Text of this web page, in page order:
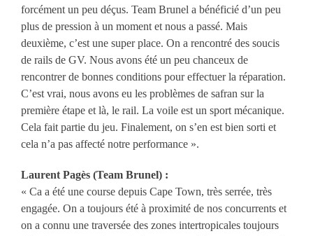
forcément un peu déçus. Team Brunel a bénéficié d’un peu
plus de pression à un moment et nous a passé. Mais
deuxième, c’est une super place. On a rencontré des soucis
de rails de GV. Nous avons été un peu chanceux de
rencontrer de bonnes conditions pour effectuer la réparation.
C’est vrai, nous avons eu les problèmes de safran sur la
première étape et là, le rail. La voile est un sport mécanique.
Cela fait partie du jeu. Finalement, on s’en est bien sorti et
cela n’a pas affecté notre performance ».
Laurent Pagès (Team Brunel) :
« Ca a été une course depuis Cape Town, très serrée, très
engagée. On a toujours été à proximité de nos concurrents et
on a connu une traversée des zones intertropicales toujours